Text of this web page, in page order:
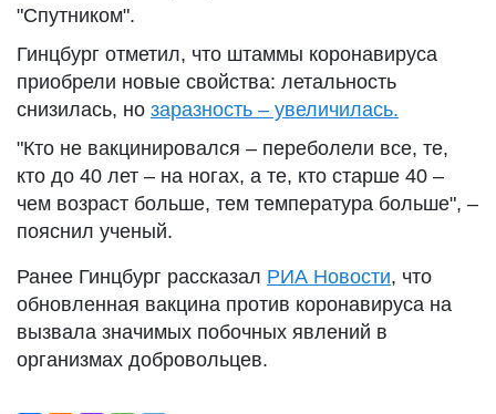
"Спутником".
Гинцбург отметил, что штаммы коронавируса
приобрели новые свойства: летальность
снизилась, но заразность – увеличилась.
"Кто не вакцинировался – переболели все, те,
кто до 40 лет – на ногах, а те, кто старше 40 –
чем возраст больше, тем температура больше", –
пояснил ученый.
Ранее Гинцбург рассказал РИА Новости, что
обновленная вакцина против коронавируса на
вызвала значимых побочных явлений в
организмах добровольцев.